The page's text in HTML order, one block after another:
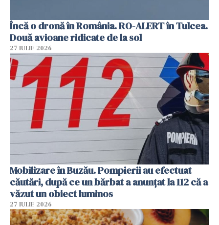
Încă o dronă în România. RO-ALERT în Tulcea.
Două avioane ridicate de la sol
27 IULIE 2026
Mobilizare în Buzău. Pompierii au efectuat
căutări, după ce un bărbat a anunțat la 112 că a
văzut un obiect luminos
27 IULIE 2026